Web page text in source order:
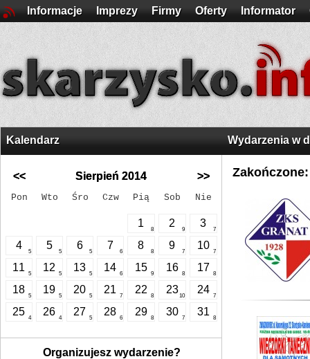
Informacje Imprezy Firmy Oferty Informator
Kalendarz
<< Sierpień 2014 >>
Pon Wto Śro Czw Pią Sob Nie
1
8
2
9
3
7
4
5
5
5
6
5
7
6
8
8
9
7
10
7
11
5
12
5
13
5
14
6
15
9
16
8
17
8
18
5
19
5
20
5
21
7
22
8
23
10
24
7
25
4
26
4
27
5
28
6
29
8
30
7
31
8
Organizujesz wydarzenie?
Wydarzenia w
Zakończone: